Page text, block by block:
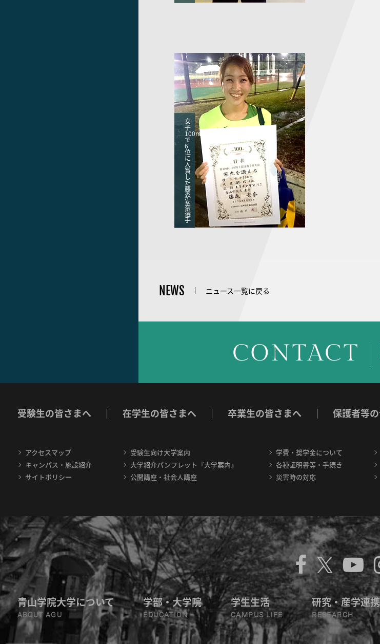
女
子
100m
で
6
位
に
入
賞
し
た
藤
森
安
奈
選
手
NEWS ニュース一覧に戻る
CONTACT
受験生の皆さまへ 在学生の皆さまへ 卒業生の皆さまへ 保護者等
アクセスマップ
キャンパス・施設紹介
サイトポリシー
受験生向け大学案内
大学紹介パンフレット『大学案内』
公開講座・社会人講座
学費・奨学金について
各種証明書等・手続き
災害時の対応
青山学院大学について
ABOUT AGU
学部・大学院
EDUCATION
学生生活
CAMPUS LIFE
研究・産学連携
RESEARCH